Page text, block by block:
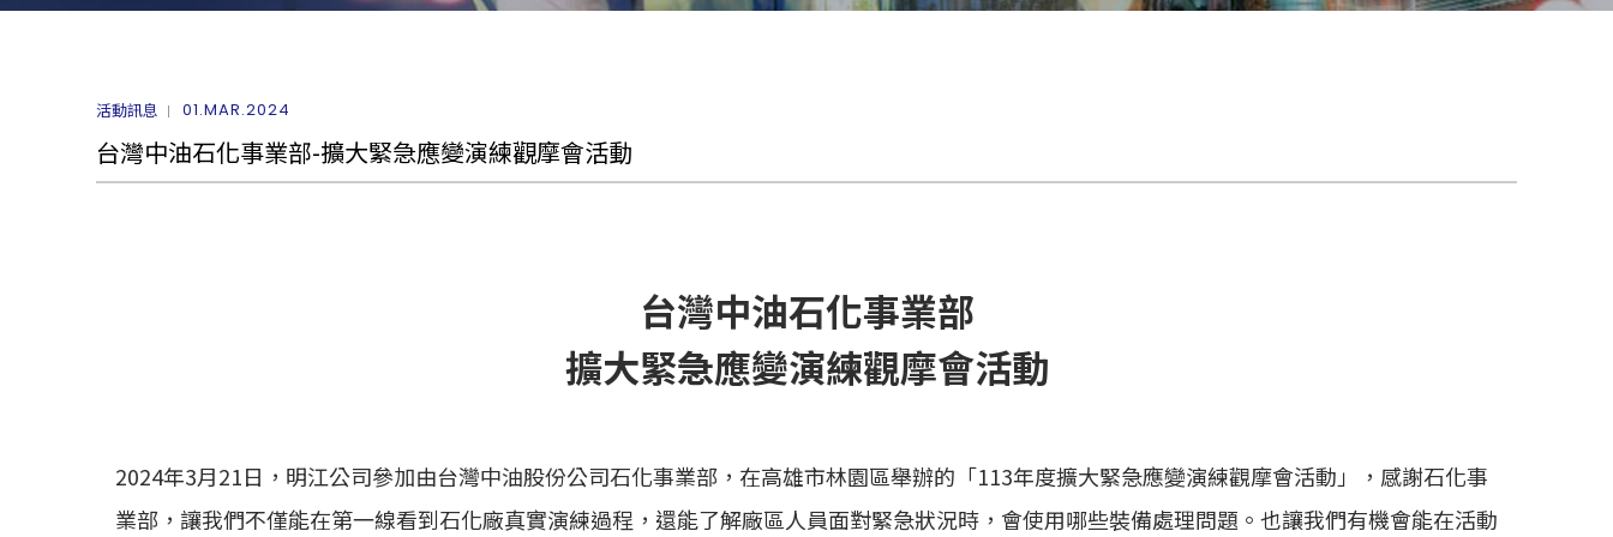
活動訊息 01.MAR.2024
台灣中油石化事業部-擴大緊急應變演練觀摩會活動
台灣中油石化事業部
擴大緊急應變演練觀摩會活動
2024年3月21日，明江公司參加由台灣中油股份公司石化事業部，在高雄市林園區舉辦的「113年度擴大緊急應變演練觀摩會活動」，感謝石化事
業部，讓我們不僅能在第一線看到石化廠真實演練過程， 還能了解廠區人員面對緊急狀況時，會使用哪些裝備處理問題。也讓我們有機會能在活動